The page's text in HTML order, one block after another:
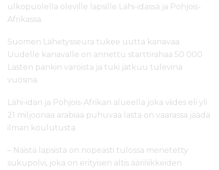
ulkopuolella oleville lapsille Lähi-idässä ja Pohjois-
Afrikassa.
Suomen Lähetysseura tukee uutta kanavaa.
Uudelle kanavalle on annettu starttirahaa 50 000
Lasten pankin varoista ja tuki jatkuu tulevina
vuosina.
Lähi-idän ja Pohjois-Afrikan alueella joka viides eli yli
21 miljoonaa arabiaa puhuvaa lasta on vaarassa jäädä
ilman koulutusta.
– Näistä lapsista on nopeasti tulossa menetetty
sukupolvi, joka on erityisen altis ääriliikkeiden